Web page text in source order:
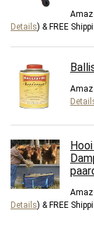
Details) & FREE
Details) & FREE